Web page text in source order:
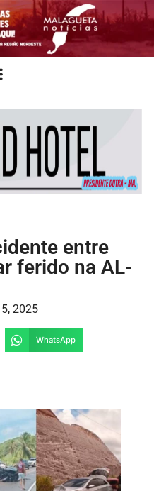
entre
ferido na AL-
2025
WhatsApp